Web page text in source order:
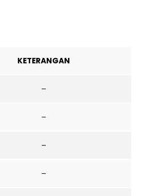
KETERANGAN
–
–
–
–